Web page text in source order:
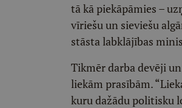
tā kā piekāpāmies –
vīriešu un sieviešu
stāsta labklājības
Tikmēr darba devēji
liekām prasībām.
kuru dažādu politisku